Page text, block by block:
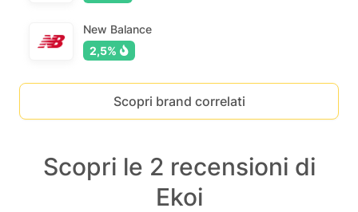
New Balance
2,5%
Scopri brand correlati
Scopri le 2 recensioni di
Ekoi